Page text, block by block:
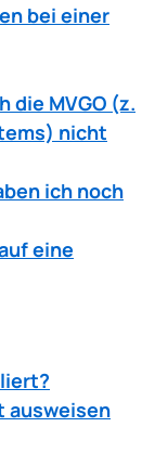
bei einer
MVGO (z.
nicht
ich noch
eine
ausweisen